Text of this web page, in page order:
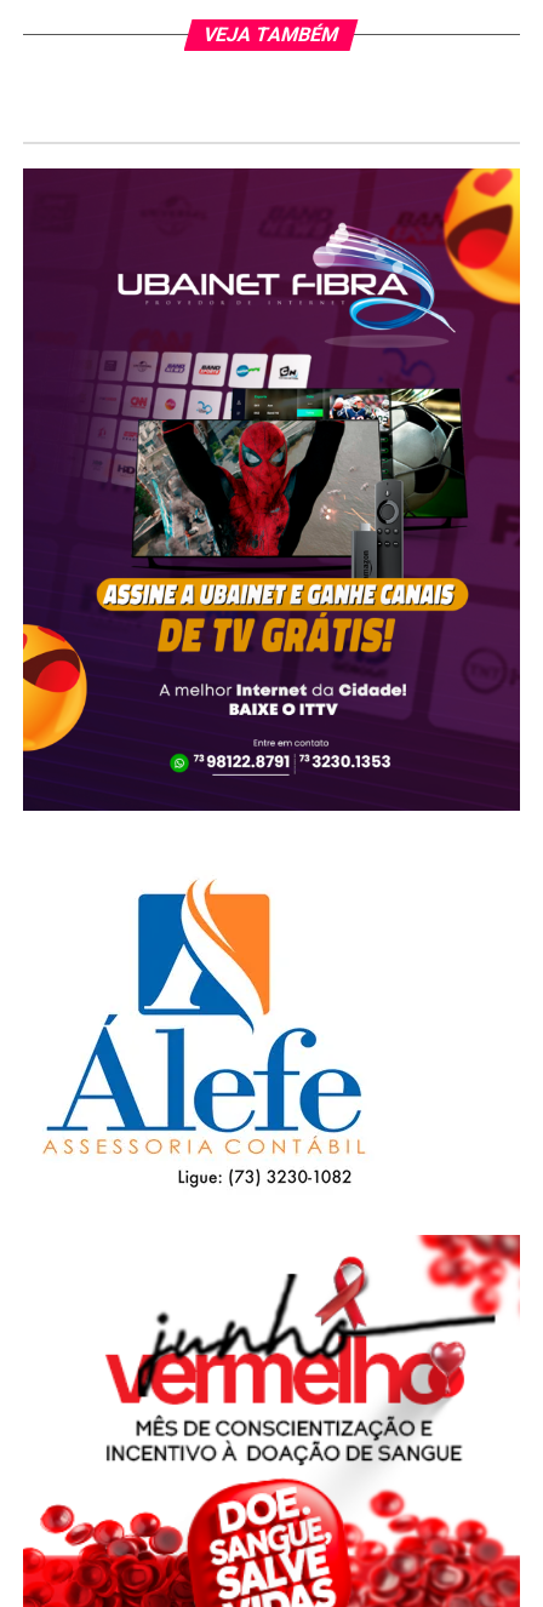
VEJA TAMBÉM